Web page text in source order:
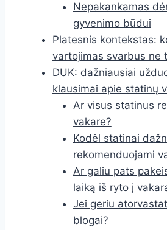
Nepakankamas
gyvenimo būdui
Platesnis kontekstas:
vartojimas svarbus ne
DUK: dažniausiai
klausimai apie statinų
Ar visus statinus
vakare?
Kodėl statinai
rekomenduojami
Ar galiu pats
laiką iš ryto į
Jei geriu
blogai?